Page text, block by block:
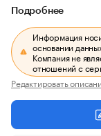
Подробнее
Информация
основании
Компания не
отношений с
Редактировать